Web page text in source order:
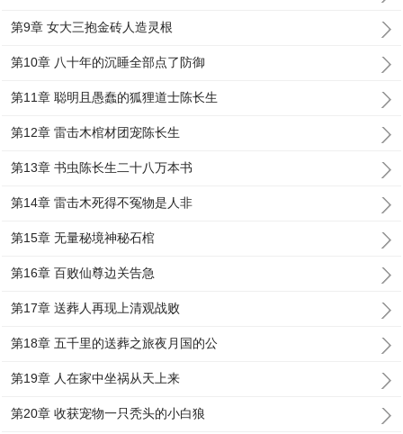
第9章 女大三抱金砖人造灵根
第10章 八十年的沉睡全部点了防御
第11章 聪明且愚蠢的狐狸道士陈长生
第12章 雷击木棺材团宠陈长生
第13章 书虫陈长生二十八万本书
第14章 雷击木死得不冤物是人非
第15章 无量秘境神秘石棺
第16章 百败仙尊边关告急
第17章 送葬人再现上清观战败
第18章 五千里的送葬之旅夜月国的公
第19章 人在家中坐祸从天上来
第20章 收获宠物一只秃头的小白狼